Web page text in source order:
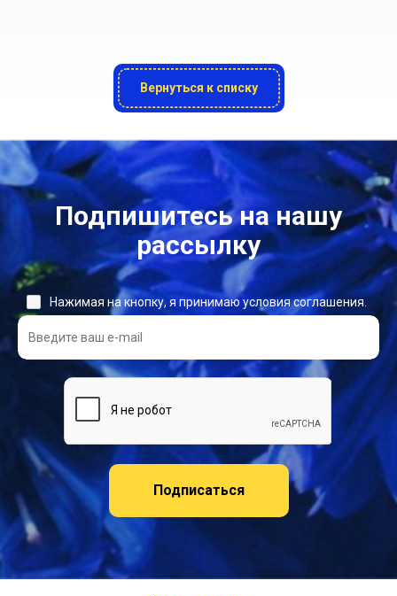
Вернуться к списку
Подпишитесь на нашу
рассылку
Подписаться
Нажимая на кнопку, я принимаю условия соглашения.